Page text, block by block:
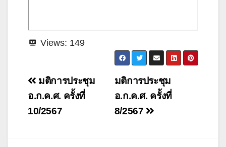
Views: 149
แนะแนว
เรื่อง
มติการประชุม
อ.ก.ค.ศ. ครั้งที่
8/2567
มติการประชุม
อ.ก.ค.ศ. ครั้งที่
10/2567